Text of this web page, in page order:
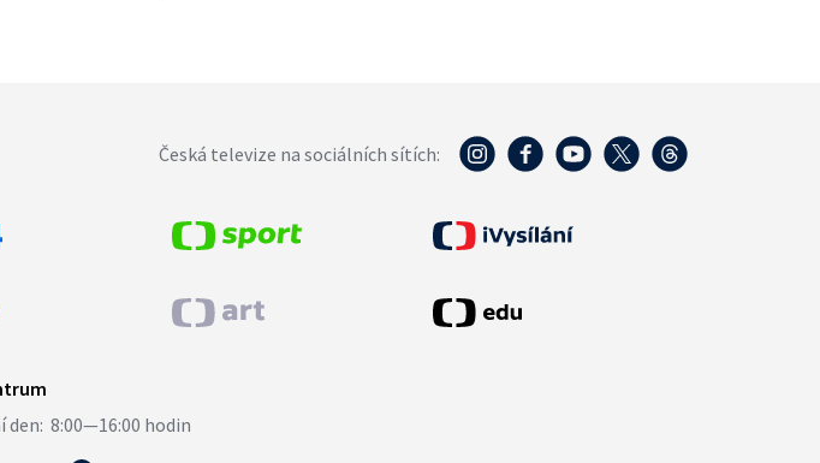
Česká televize na sociálních sítích: